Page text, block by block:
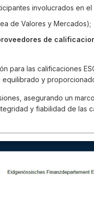
involucrados en el
de Valores y Mercados);
de
para las calificaciones
y
asegurando un
y fiabilidad de las